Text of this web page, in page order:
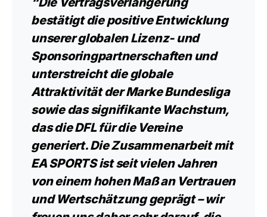
bestätigt die positive Entwicklung
unserer globalen Lizenz- und
Sponsoringpartnerschaften und
unterstreicht die globale
Attraktivität der Marke Bundesliga
sowie das signifikante Wachstum,
das die DFL für die Vereine
generiert. Die Zusammenarbeit mit
EA SPORTS ist seit vielen Jahren
von einem hohen Maß an Vertrauen
und Wertschätzung geprägt – wir